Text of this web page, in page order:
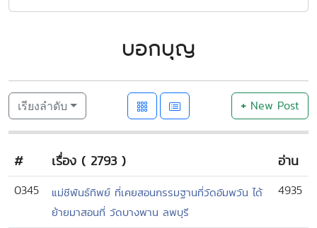
บอกบุญ
เรียงลำดับ +New Post
# เรื่อง ( 2793 ) อ่าน
0345
แม่ชีพันธ์ทิพย์ ที่เคยสอนกรรมฐานที่วัดอัมพวัน ได้
ย้ายมาสอนที่ วัดบางพาน ลพบุรี
4935